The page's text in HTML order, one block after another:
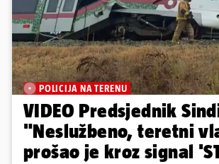
POLICIJA NA TERENU
VIDEO Predsjednik
"Neslužbeno, teretni
prošao je kroz signal